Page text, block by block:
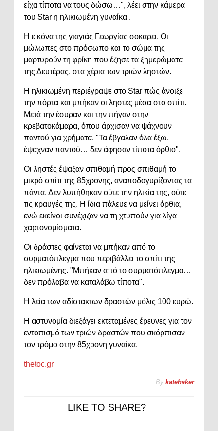
είχα τίποτα να τους δώσω…", λέει στην κάμερα
του Star η ηλικιωμένη γυναίκα .
Η εικόνα της γιαγιάς Γεωργίας σοκάρει. Οι
μώλωπες στο πρόσωπο και το σώμα της
μαρτυρούν τη φρίκη που έζησε τα ξημερώματα
της Δευτέρας, στα χέρια των τριών ληστών.
Η ηλικιωμένη περιέγραψε στο Star πώς άνοιξε
την πόρτα και μπήκαν οι ληστές μέσα στο σπίτι.
Μετά την έσυραν και την πήγαν στην
κρεβατοκάμαρα, όπου άρχισαν να ψάχνουν
παντού για χρήματα. "Τα έβγαλαν όλα έξω,
έψαχναν παντού… δεν άφησαν τίποτα όρθιο".
Οι ληστές έψαξαν σπιθαμή προς σπιθαμή το
μικρό σπίτι της 85χρονης, αναποδογυρίζοντας τα
πάντα. Δεν λυπήθηκαν ούτε την ηλικία της, ούτε
τις κραυγές της. Η ίδια πάλευε να μείνει όρθια,
ενώ εκείνοι συνέχιζαν να τη χτυπούν για λίγα
χαρτονομίσματα.
Οι δράστες φαίνεται να μπήκαν από το
συρματόπλεγμα που περιβάλλει το σπίτι της
ηλικιωμένης. "Μπήκαν από το συρματόπλεγμα…
δεν πρόλαβα να καταλάβω τίποτα".
Η λεία των αδίστακτων δραστών μόλις 100 ευρώ.
Η αστυνομία διεξάγει εκτεταμένες έρευνες για τον
εντοπισμό των τριών δραστών που σκόρπισαν
τον τρόμο στην 85χρονη γυναίκα.
thetoc.gr
By katehaker
LIKE TO SHARE?